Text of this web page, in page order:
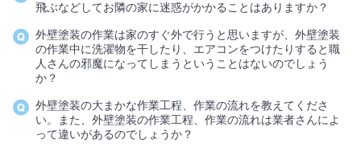
飛ぶなどしてお隣の家に迷惑がかかることはありますか？
外壁塗装の作業は家のすぐ外で行うと思いますが、外壁塗装
の作業中に洗濯物を干したり、エアコンをつけたりすると職
人さんの邪魔になってしまうということはないのでしょう
か？
外壁塗装の大まかな作業工程、作業の流れを教えてくださ
い。また、外壁塗装の作業工程、作業の流れは業者さんによ
って違いがあるのでしょうか？